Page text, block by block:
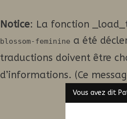
Notice: La fonction
blossom-feminine a été
traductions doivent être
d’informations. (Ce
Vous avez dit